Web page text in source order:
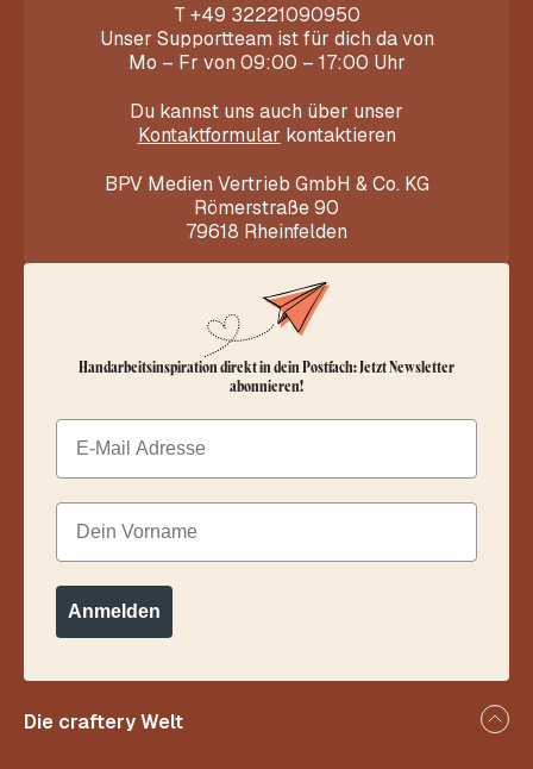
T +49 32221090950
Unser Supportteam ist für dich da von
Mo – Fr von 09:00 – 17:00 Uhr
Du kannst uns auch über unser
Kontaktformular kontaktieren
BPV Medien Vertrieb GmbH & Co. KG
Römerstraße 90
79618 Rheinfelden
Die craftery Welt
Handarbeitsinspiration direkt in dein Postfach: Jetzt Newsletter
abonnieren!
Email
Dein Vorname
Anmelden